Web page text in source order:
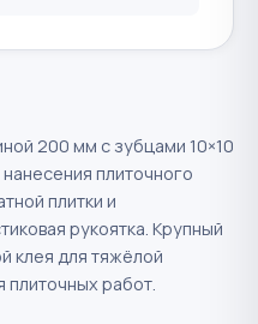
200 мм с зубцами 10×10
плиточного
плитки и
рукоятка. Крупный
клея для тяжёлой
плиточных работ.